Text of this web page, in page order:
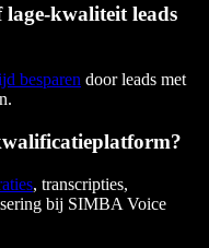
kwaliteit leads
besparen door leads met
, transcripties,
bij SIMBA Voice